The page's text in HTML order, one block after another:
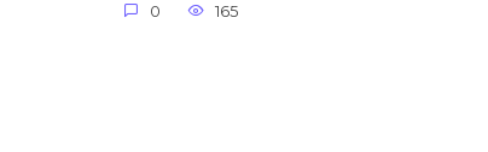
0
165